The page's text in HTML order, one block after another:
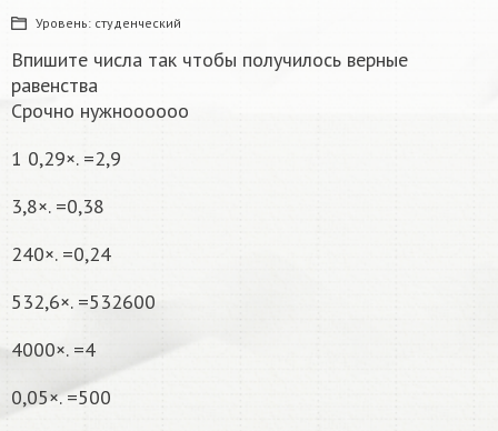
Уровень: студенческий
Впишите числа так чтобы получилось верные
равенства
Срочно нужноооооо
1 0,29×. =2,9
3,8×. =0,38
240×. =0,24
532,6×. =532600
4000×. =4
0,05×. =500